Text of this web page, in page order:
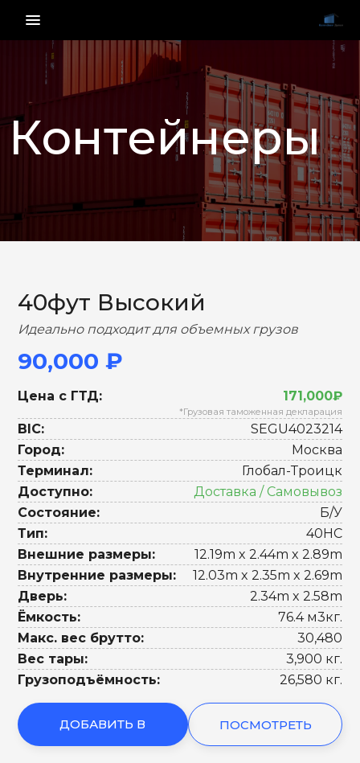
menu_vert
Контейнеры
НАЗАД ВПЕРЕД
40фут Высокий
Идеально подходит для объемных грузов
90,000 ₽
Цена с ГТД: 171,000₽
*Грузовая таможенная декларация
BIC:
SEGU4023214
Город:
Москва
Терминал:
Глобал-Троицк
Доступно:
Доставка / Самовывоз
Состояние:
Б/У
Тип:
40HC
Внешние размеры:
12.19m x 2.44m x 2.89m
Внутренние размеры:
12.03m x 2.35m x 2.69m
Дверь:
2.34m x 2.58m
Ёмкость:
76.4 м3кг.
Макс. вес брутто:
30,480
Вес тары:
3,900 кг.
Грузоподъёмность:
26,580 кг.
ДОБАВИТЬ В ПОСМОТРЕТЬ